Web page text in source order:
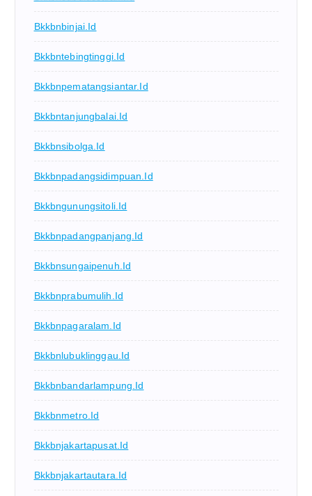
Bkkbnbinjai.id
Bkkbntebingtinggi.id
Bkkbnpematangsiantar.id
Bkkbntanjungbalai.id
Bkkbnsibolga.id
Bkkbnpadangsidimpuan.id
Bkkbngunungsitoli.id
Bkkbnpadangpanjang.id
Bkkbnsungaipenuh.id
Bkkbnprabumulih.id
Bkkbnpagaralam.id
Bkkbnlubuklinggau.id
Bkkbnbandarlampung.id
Bkkbnmetro.id
Bkkbnjakartapusat.id
Bkkbnjakartautara.id